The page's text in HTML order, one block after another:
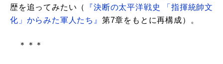
歴を追ってみたい（
『決断の太平洋戦史 「指揮統帥文
化」からみた軍人たち』 第7章をもとに再構成）。
＊＊＊